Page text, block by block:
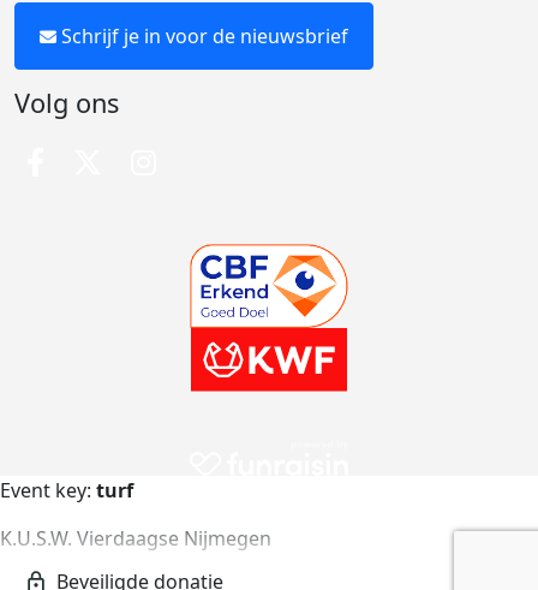
Schrijf je in voor de nieuwsbrief
Volg ons
Event key: turf
K.U.S.W. Vierdaagse Nijmegen